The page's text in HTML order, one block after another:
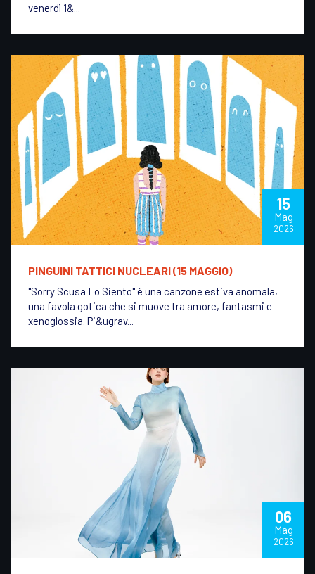
venerdì 1&...
15
Mag
2026
PINGUINI TATTICI NUCLEARI (15 MAGGIO)
"Sorry Scusa Lo Siento" è una canzone estiva anomala,
una favola gotica che si muove tra amore, fantasmi e
xenoglossia. Pi&ugrav...
06
Mag
2026